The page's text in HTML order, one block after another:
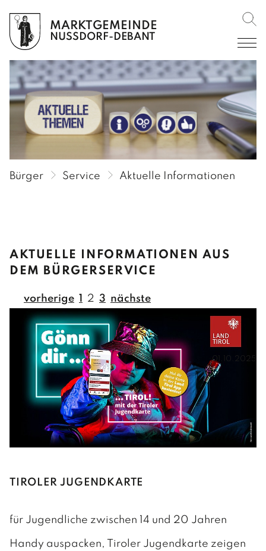
MARKTGEMEINDE
NUSSDORF-DEBANT
BÜRGER
AKTUELLES
Amtliche Mitteilungen
Amtstafel
Verordnungen im RIS
Veranstaltungen
Rückblicke
SERVICE
Aktuelle Informationen
Formulare
Müllentsorgung
Friedhöfe
Regionet
GEMEINDE
VERWALTUNG
Amts- und Sprechstunden
PERSONEN UND KONTAKT
Verwaltung
Hausmeister / Reinigung
Bauhof
Gemeindedaten
Chronik
POLITIK
GEMEINDERAT
GEMEINDERATSSITZUNGEN
AUSSCHÜSSE
Bürger Service Aktuelle Informationen
AKTUELLE INFORMATIONEN AUS
DEM BÜRGERSERVICE
vorherige 2 3 nächste
TIROLER JUGENDKARTE
für Jugendliche zwischen 14 und 20 Jahren
Handy auspacken, Tiroler Jugendkarte zeigen
01.10.2025